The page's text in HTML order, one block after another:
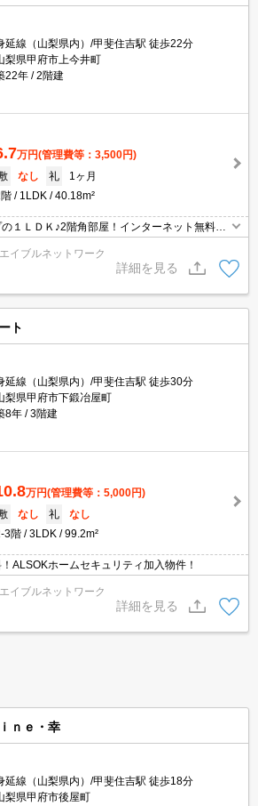
延線（山梨県内）/甲斐住吉駅 徒歩22分
梨県甲府市上今井町
22年
2階建
万円(管理費等：3,500円)
なし 礼
1ヶ月
1LDK 40.18m²
１ＬＤＫ♪2階角部屋！インターネット無料で
イブルネットワーク
詳細を見る
ト
延線（山梨県内）/甲斐住吉駅 徒歩30分
梨県甲府市下鍛冶屋町
8年
3階建
万円(管理費等：5,000円)
なし 礼
なし
3階
3LDK 99.2m²
ALSOKホームセキュリティ加入物件！
イブルネットワーク
詳細を見る
ｎｅ・幸
延線（山梨県内）/甲斐住吉駅 徒歩18分
梨県甲府市後屋町